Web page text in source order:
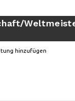
hinzufügen